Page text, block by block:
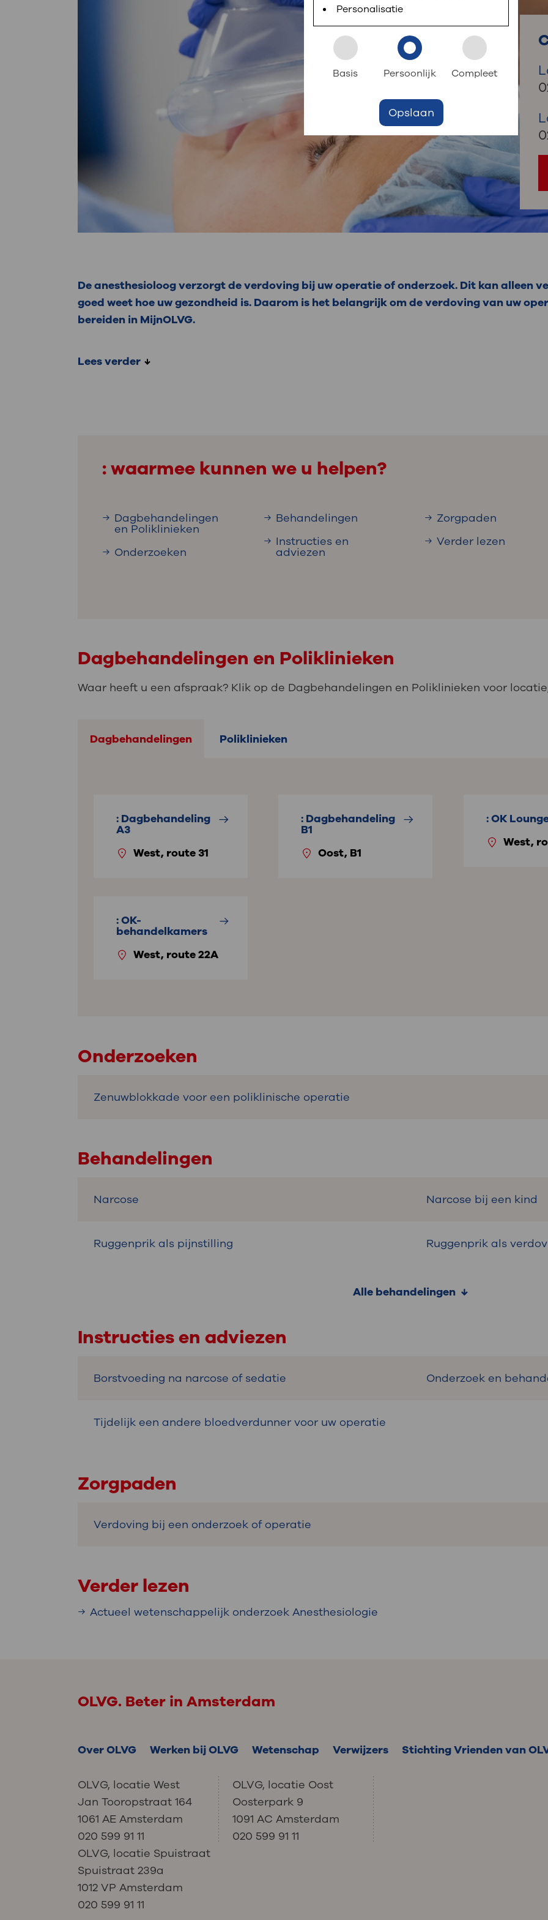
Uw bezoek aan OLVG
Uw verblijf in OLVG
Werken bij OLVG
Contact
steeds verder uit, zodat u zelf meer digitaal kunt regelen. Met MijnOLVG kunnen
Direct naar MijnOLVG Lees meer
De anesthesioloog verzorgt de verdoving bij uw operatie of onderzoek. Dit kan alleen
goed weet hoe uw gezondheid is. Daarom is het belangrijk om de verdoving van uw
bereiden in MijnOLVG.
Lees verder
: waarmee kunnen we u helpen?
Dagbehandelingen
en Poliklinieken
Onderzoeken
Behandelingen
Instructies en
adviezen
Zorgpaden
Verder lezen
Dagbehandelingen en Poliklinieken
Waar heeft u een afspraak? Klik op de Dagbehandelingen en Poliklinieken voor
Dagbehandelingen Poliklinieken
: Dagbehandeling
A3
West, route 31
: Dagbehandeling
B1
Oost, B1
: OK
West,
: OK-
behandelkamers
West, route 22A
Onderzoeken
Zenuwblokkade voor een poliklinische operatie
Behandelingen
Narcose Narcose bij een kind
Ruggenprik als pijnstilling Ruggenprik als
Alle behandelingen
Instructies en adviezen
Borstvoeding na narcose of sedatie Onderzoek en
Tijdelijk een andere bloedverdunner voor uw operatie
Zorgpaden
Verdoving bij een onderzoek of operatie
Verder lezen
Actueel wetenschappelijk onderzoek Anesthesiologie
OLVG. Beter in Amsterdam
Over OLVG Werken bij OLVG Wetenschap Verwijzers Stichting Vrienden van
OLVG, locatie West
Jan Tooropstraat 164
1061 AE Amsterdam
020 599 91 11
OLVG, locatie Oost
Oosterpark 9
1091 AC Amsterdam
020 599 91 11
OLVG, locatie Spuistraat
Spuistraat 239a
1012 VP Amsterdam
020 599 91 11
Personalisatie
Basis Persoonlijk Compleet
Opslaan